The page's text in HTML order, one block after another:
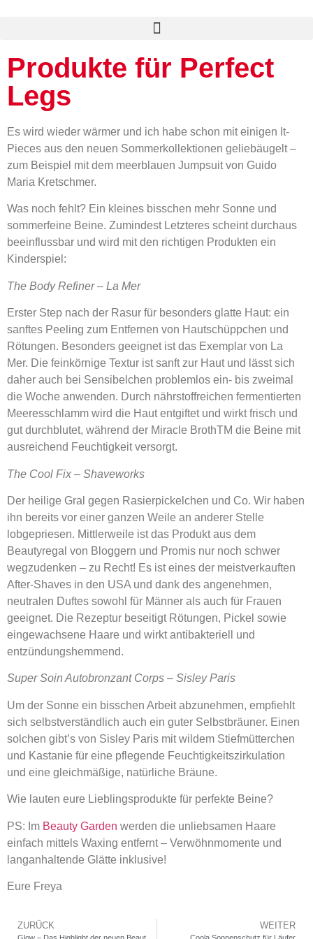
Produkte für Perfect
Legs
Es wird wieder wärmer und ich habe schon mit einigen It-
Pieces aus den neuen Sommerkollektionen geliebäugelt –
zum Beispiel mit dem meerblauen Jumpsuit von Guido
Maria Kretschmer.
Was noch fehlt? Ein kleines bisschen mehr Sonne und
sommerfeine Beine. Zumindest Letzteres scheint durchaus
beeinflussbar und wird mit den richtigen Produkten ein
Kinderspiel:
The Body Refiner – La Mer
Erster Step nach der Rasur für besonders glatte Haut: ein
sanftes Peeling zum Entfernen von Hautschüppchen und
Rötungen. Besonders geeignet ist das Exemplar von La
Mer. Die feinkörnige Textur ist sanft zur Haut und lässt sich
daher auch bei Sensibelchen problemlos ein- bis zweimal
die Woche anwenden. Durch nährstoffreichen fermentierten
Meeresschlamm wird die Haut entgiftet und wirkt frisch und
gut durchblutet, während der Miracle BrothTM die Beine mit
ausreichend Feuchtigkeit versorgt.
The Cool Fix – Shaveworks
Der heilige Gral gegen Rasierpickelchen und Co. Wir haben
ihn bereits vor einer ganzen Weile an anderer Stelle
lobgepriesen. Mittlerweile ist das Produkt aus dem
Beautyregal von Bloggern und Promis nur noch schwer
wegzudenken – zu Recht! Es ist eines der meistverkauften
After-Shaves in den USA und dank des angenehmen,
neutralen Duftes sowohl für Männer als auch für Frauen
geeignet. Die Rezeptur beseitigt Rötungen, Pickel sowie
eingewachsene Haare und wirkt antibakteriell und
entzündungshemmend.
Super Soin Autobronzant Corps – Sisley Paris
Um der Sonne ein bisschen Arbeit abzunehmen, empfiehlt
sich selbstverständlich auch ein guter Selbstbräuner. Einen
solchen gibt’s von Sisley Paris mit wildem Stiefmütterchen
und Kastanie für eine pflegende Feuchtigkeitszirkulation
und eine gleichmäßige, natürliche Bräune.
Wie lauten eure Lieblingsprodukte für perfekte Beine?
PS: Im Beauty Garden werden die unliebsamen Haare
einfach mittels Waxing entfernt – Verwöhnmomente und
langanhaltende Glätte inklusive!
Eure Freya
ZURÜCK WEITER